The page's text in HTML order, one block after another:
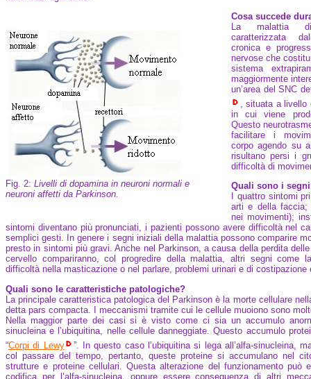
Fig. 2: Livelli di dopamina in neuroni normali e
neuroni affetti da Parkinson.
Cosa succede
La malattia
caratterizzata
cronica e
nervose che
sistema
maggiormente
un’area del SNC
, situata a
in cui viene
Questo
facilitare i
corpo agendo su
risultano persi i
difficoltà di
Quali sono i
I quattro sintomi
arti e della faccia;
nei movimenti);
sintomi diventano più pronunciati, i pazienti possono avere difficoltà nel
semplici gesti. In genere i segni iniziali della malattia possono comparire
presto in sintomi più gravi. Anche nel Parkinson, a causa della perdita
cervello compariranno, col progredire della malattia, altri segni come
difficoltà nella masticazione o nel parlare, problemi urinari e di costipazione
Quali sono le caratteristiche patologiche?
La principale caratteristica patologica del Parkinson è la morte cellulare
detta pars compacta. I meccanismi tramite cui le cellule muoiono sono
Nella maggior parte dei casi si è visto come ci sia un accumulo
sinucleina e l’ubiquitina, nelle cellule danneggiate. Questo accumulo
“Corpi di Lewy
”. In questo caso l’ubiquitina si lega all’alfa-sinucleina,
col passare del tempo, pertanto, queste proteine si accumulano nel
strutture e proteine cellulari. Questa alterazione del funzionamento può
codifica per l’alfa-sinucleina, oppure essere conseguenza di altri